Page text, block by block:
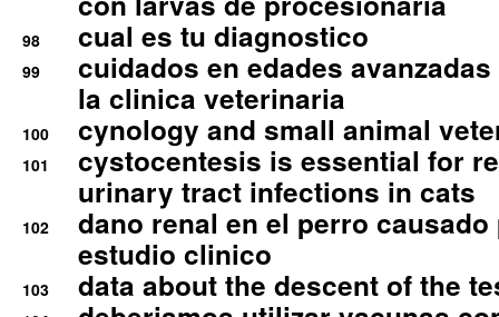
98 cual es tu diagnostico
99
cuidados en edades
la clinica veterinaria
100 cynology and small animal
101
cystocentesis is essential for
urinary tract infections in cats
102
dano renal en el perro
estudio clinico
103 data about the descent of the